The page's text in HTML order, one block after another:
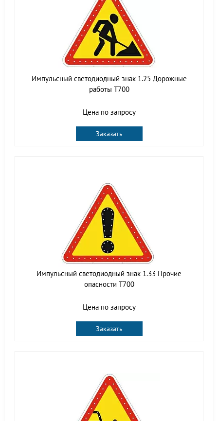
Импульсный светодиодный знак 1.25 Дорожные
работы Т700
Цена по запросу
Заказать
Импульсный светодиодный знак 1.33 Прочие
опасности Т700
Цена по запросу
Заказать